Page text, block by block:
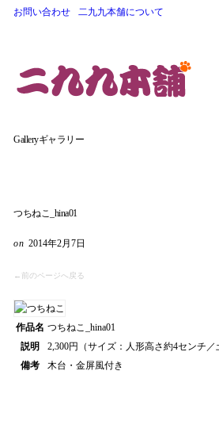
お問い合わせ 二九九本舗について
Galleryギャラリー
つちねこ_hina01
2014年2月7日
←前のページへ戻る
作品名 つちねこ_hina01
説明
2,300円（サイズ：人形高さ約4センチ／
備考
木台・金屏風付き